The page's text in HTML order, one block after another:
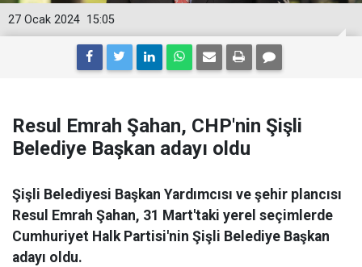
15:05
27 Ocak 2024
Resul Emrah Şahan, CHP'nin Şişli
Belediye Başkan adayı oldu
Şişli Belediyesi Başkan Yardımcısı ve şehir plancısı
Resul Emrah Şahan, 31 Mart'taki yerel seçimlerde
Cumhuriyet Halk Partisi'nin Şişli Belediye Başkan
adayı oldu.